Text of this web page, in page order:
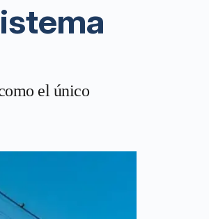
el único